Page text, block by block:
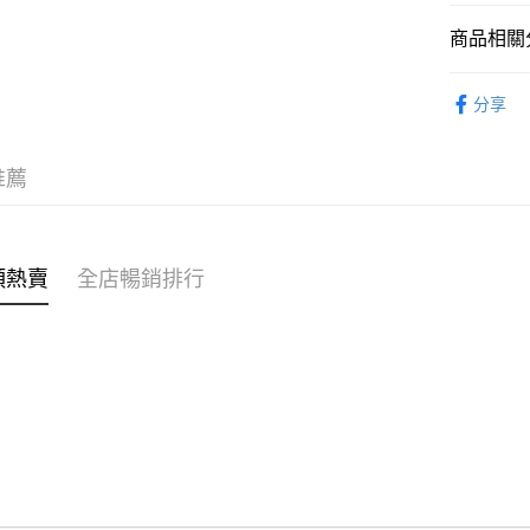
WeChat
送貨方式
商品相關
分享
薦
賣 全店暢銷排行